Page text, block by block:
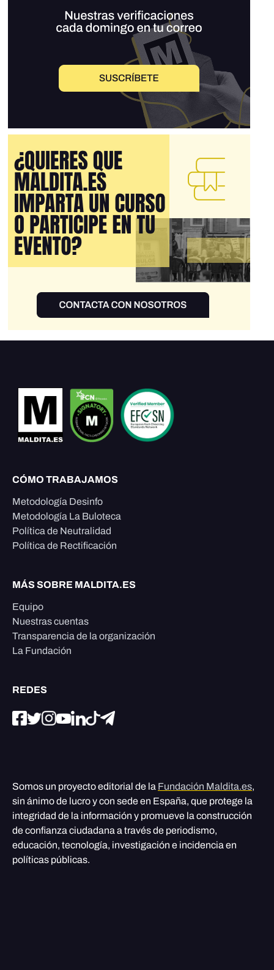
CÓMO TRABAJAMOS
Metodología Desinfo
Metodología La Buloteca
Política de Neutralidad
Política de Rectificación
MÁS SOBRE MALDITA.ES
Equipo
Nuestras cuentas
Transparencia de la organización
La Fundación
REDES
Somos un proyecto editorial de la Fundación Maldita.es,
sin ánimo de lucro y con sede en España, que protege la
integridad de la información y promueve la construcción
de confianza ciudadana a través de periodismo,
educación, tecnología, investigación e incidencia en
políticas públicas.